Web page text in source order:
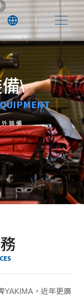
\
外裝備
YAKIMA，近年更廣